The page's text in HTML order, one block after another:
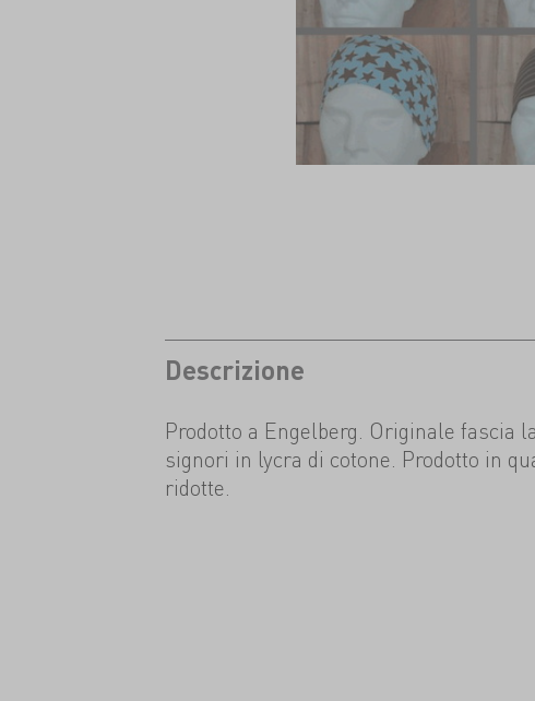
Descrizione
Prodotto a Engelberg. Originale fascia
signori in lycra di cotone. Prodotto in
ridotte.